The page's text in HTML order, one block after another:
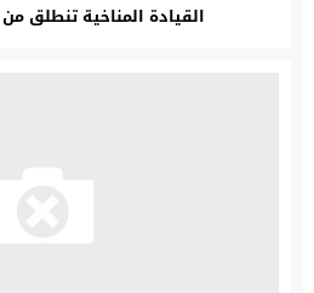
القيادة المناخية تنطلق